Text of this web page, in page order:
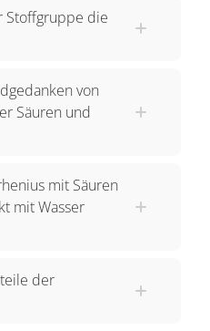
hat einen
mit dem sowohl der
erklärt werden kann, als
Wirkung stärkerer
Sein Zauberwort:
und beschreibt, wie
(eben
mit Wasser in Kontakt
"wässrige Lösungen"
Stoffgruppe die
von
Säuren und
mit Säuren
mit Wasser
der